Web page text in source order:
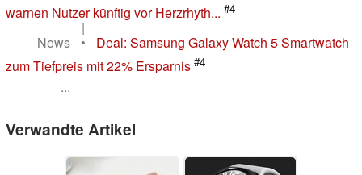
warnen Nutzer künftig vor Herzrhyth... #4
|
News
•
Deal: Samsung Galaxy Watch 5 Smartwatch
zum Tiefpreis mit 22% Ersparnis #4
...
Verwandte Artikel